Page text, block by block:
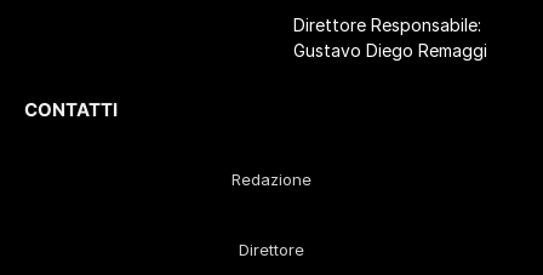
Direttore Responsabile:
Gustavo Diego Remaggi
CONTATTI
Redazione
Direttore